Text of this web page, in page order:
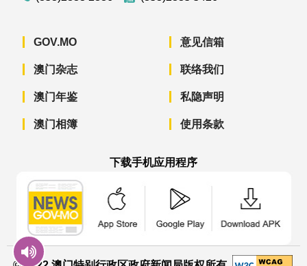
GOV.MO
澳门杂志
澳门年鉴
澳门相簿
意见信箱
联络我们
私隐声明
使用条款
下载手机应用程序